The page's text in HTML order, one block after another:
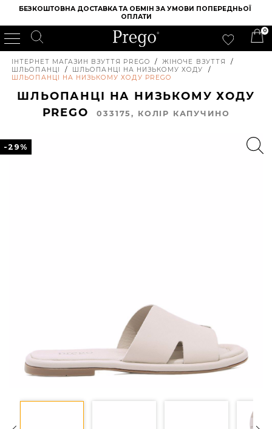
БЕЗКОШТОВНА ДОСТАВКА ТА ОБМІН ЗА УМОВИ ПОПЕРЕДНЬОЇ
ОПЛАТИ
0
ІНТЕРНЕТ МАГАЗИН ВЗУТТЯ PREGO / ЖІНОЧЕ ВЗУТТЯ
/
ШЛЬОПАНЦІ
/ ШЛЬОПАНЦІ НА НИЗЬКОМУ ХОДУ
/
ШЛЬОПАНЦІ НА НИЗЬКОМУ ХОДУ PREGO
ШЛЬОПАНЦІ НА НИЗЬКОМУ ХОДУ
PREGO033175, КОЛIР КАПУЧИНО
-29%